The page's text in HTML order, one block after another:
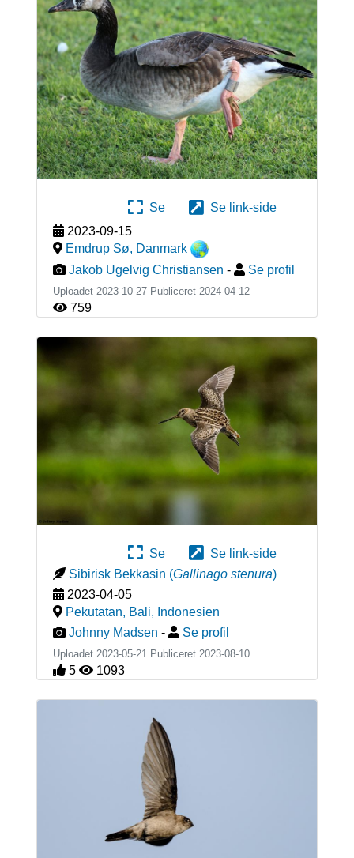
Se
Se link-side
2023-09-15
Emdrup Sø, Danmark
Jakob Ugelvig Christiansen - Se profil
Uploadet 2023-10-27 Publiceret 2024-04-12
759
Se
Se link-side
Sibirisk Bekkasin (Gallinago stenura)
2023-04-05
Pekutatan, Bali, Indonesien
Johnny Madsen - Se profil
Uploadet 2023-05-21 Publiceret 2023-08-10
5 1093